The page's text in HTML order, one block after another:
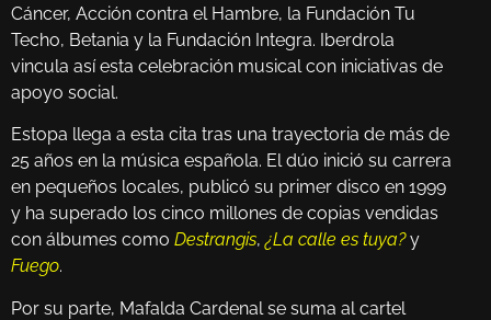
Cáncer, Acción contra el Hambre, la Fundación Tu
Techo, Betania y la Fundación Integra. Iberdrola
vincula así esta celebración musical con iniciativas de
apoyo social.
Estopa llega a esta cita tras una trayectoria de más de
25 años en la música española. El dúo inició su carrera
en pequeños locales, publicó su primer disco en 1999
y ha superado los cinco millones de copias vendidas
con álbumes como Destrangis,¿La calle es tuya?y
Fuego.
Por su parte, Mafalda Cardenal se suma al cartel